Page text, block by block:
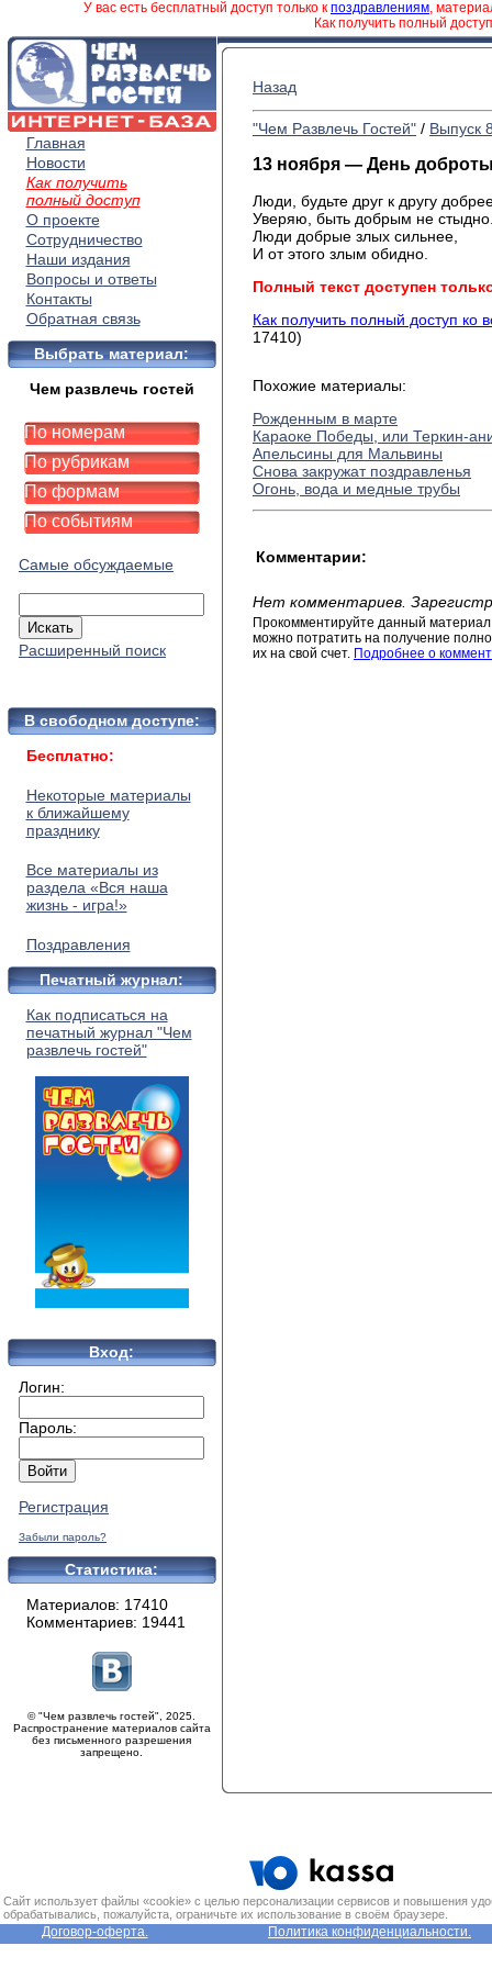
У вас есть бесплатный доступ только к поздравлениям,
Как получить полный
Главная
Новости
Как получить
полный доступ
О проекте
Сотрудничество
Наши издания
Вопросы и ответы
Контакты
Обратная связь
Выбрать материал:
Чем развлечь гостей
По номерам
По рубрикам
По формам
По событиям
Самые обсуждаемые
Расширенный поиск
В свободном доступе:
Бесплатно:
Некоторые материалы
к ближайшему
празднику
Все материалы из
раздела «Вся наша
жизнь - игра!»
Поздравления
Печатный журнал:
Как подписаться на
печатный журнал "Чем
развлечь гостей"
Вход:
Логин:
Пароль:
Регистрация
Забыли пароль?
Статистика:
Материалов: 17410
Комментариев: 19441
© "Чем развлечь гостей", 2025.
Распространение материалов сайта
без письменного разрешения
запрещено.
Назад
"Чем Развлечь Гостей" / Выпуск
13 ноября — День
Люди, будьте друг к другу
Уверяю, быть добрым не
Люди добрые злых сильнее,
И от этого злым обидно.
Полный текст доступен
Как получить полный доступ ко
17410)
Похожие материалы:
Рожденным в марте
Караоке Победы, или Теркин-
Апельсины для Мальвины
Снова закружат поздравленья
Огонь, вода и медные трубы
Комментарии:
Нет комментариев.
Прокомментируйте данный
можно потратить на получение
их на свой счет. Подробнее о
Сайт использует файлы «cookie» с целью персонализации сервисов и повышения
обрабатывались, пожалуйста, ограничьте их использование в своём браузере.
Договор-оферта. Политика конфиденциальности.